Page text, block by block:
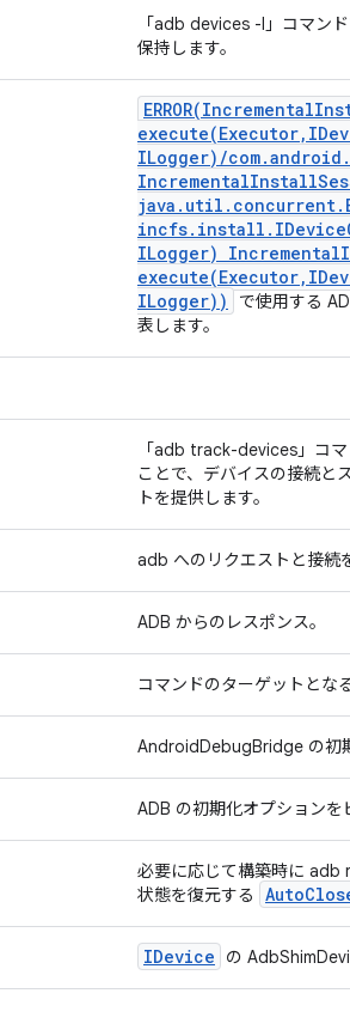
「adb devices -l」コマン
保持します。
ERROR(Incremental
execute(Executor,
ILogger) /com.android .
IncrementalInstall
java . util . concurrent.
incfs. install . IDevice
ILogger) Incremental
execute(Executor,
ILogger))
で使用する
表します。
「adb track-devices」コ
ことで、デバイスの接続と
トを提供します。
adb へのリクエストと接続
ADB からのレスポンス。
コマンドのターゲットと
AndroidDebugBridge の初
ADB の初期化オプション
必要に応じて構築時に
状態を復元する
Auto
IDevice の